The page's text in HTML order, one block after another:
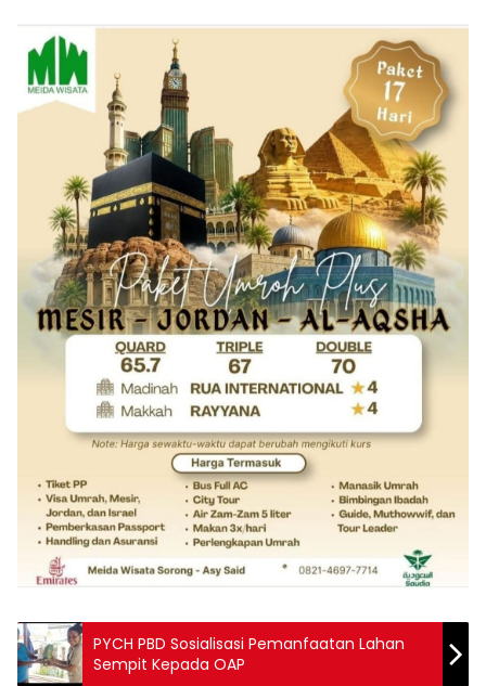
PYCH PBD Sosialisasi Pemanfaatan Lahan
Sempit Kepada OAP